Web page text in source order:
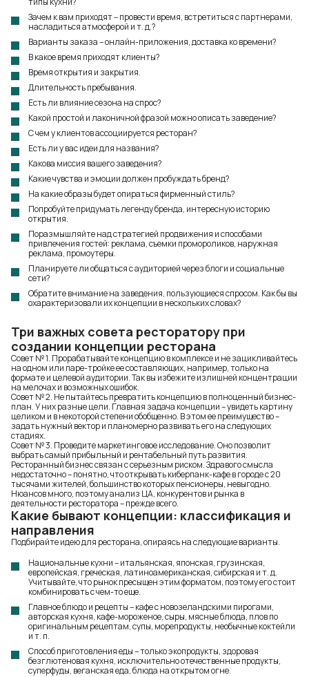
Зачем к вам приходят – провести время, встретиться с партнерами,
насладиться атмосферой и т. д.?
Варианты заказа – онлайн-приложения, доставка ко времени?
В какое время приходят клиенты?
Время открытия и закрытия.
Длительность пребывания.
Есть ли влияние сезона на спрос?
Какой простой и лаконичной фразой можно описать заведение?
С чем у клиентов ассоциируется ресторан?
Есть ли у вас идеи для названия?
Какова миссия вашего заведения?
Какие чувства и эмоции должен пробуждать бренд?
На какие образы будет опираться фирменный стиль?
Попробуйте придумать легенду бренда, интересную историю
открытия.
Поразмышляйте над стратегией продвижения и способами
привлечения гостей: реклама, съемки промороликов, наружная
реклама, промоутеры.
Планируете ли общаться с аудиторией через блоги и социальные
сети?
Обратите внимание на заведения, пользующиеся спросом. Как бы вы
охарактеризовали их концепции в нескольких словах?
Три важных совета ресторатору при
создании концепции ресторана
Совет № 1. Прорабатывайте концепцию в комплексе и не зацикливайтесь
на одном или паре-тройке ее составляющих, например, только на
формате и целевой аудитории. Так вы избежите излишней концентрации
на мелочах и возможных ошибок.
Совет № 2. Не пытайтесь превратить концепцию в полноценный бизнес-
план. У них разные цели. Главная задача концепции – увидеть картину
целиком и в некоторой степени обобщенно. В этом ее преимущество –
задать нужный вектор и планомерно развивать его на следующих
стадиях.
Совет № 3. Проведите маркетинговое исследование. Оно позволит
выбрать самый прибыльный и рентабельный путь развития.
Ресторанный бизнес связан с серьезным риском. Здравого смысла
недостаточно – понятно, что открывать киберпанк-кафе в городе с 20
тысячами жителей, большинство которых пенсионеры, невыгодно.
Нюансов много, поэтому анализ ЦА, конкурентов и рынка в
деятельности ресторатора – прежде всего.
Какие бывают концепции: классификация и
направления
Подбирайте идею для ресторана, опираясь на следующие варианты.
Национальные кухни – итальянская, японская, грузинская,
европейская, греческая, латиноамериканская, сибирская и т. д.
Учитывайте, что рынок пресыщен этим форматом, поэтому его стоит
комбинировать с чем-то еще.
Главное блюдо и рецепты – кафе с новозеландскими пирогами,
авторская кухня, кафе-мороженое, сыры, мясные блюда, плов по
оригинальным рецептам, супы, морепродукты, необычные коктейли
и т. п.
Способ приготовления еды – только экопродукты, здоровая
безглютеновая кухня, исключительно отечественные продукты,
суперфуды, веганская еда, блюда на открытом огне.